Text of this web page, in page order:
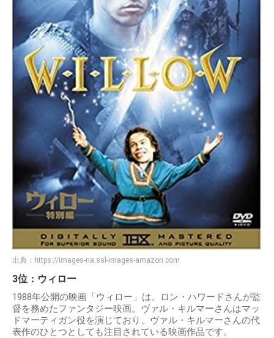
出典： https://images-na.ssl-images-amazon.com
3位：ウィロー
1988年公開の映画「ウィロー」は、ロン・ハワードさんが監
督を務めたファンタジー映画。ヴァル・キルマーさんはマッ
ドマーティガン役を演じており、ヴァル・キルマーさんの代
表作のひとつとしても注目されている映画作品です。